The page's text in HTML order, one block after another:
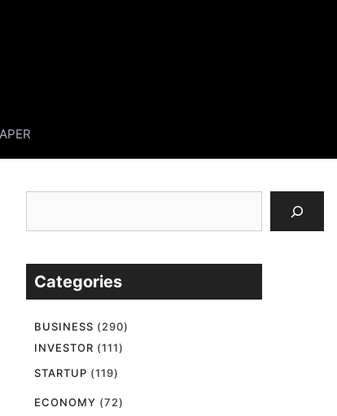
색
Categories
BUSINESS (290)
INVESTOR (111)
STARTUP (119)
ECONOMY (72)